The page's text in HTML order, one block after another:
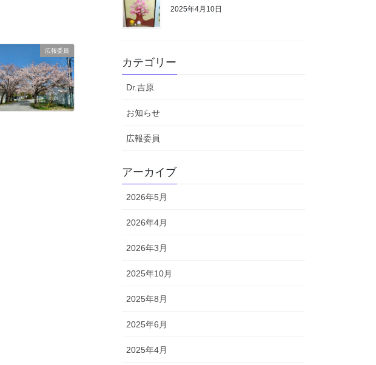
広報委員
2025年4月10日
カテゴリー
Dr.吉原
お知らせ
広報委員
アーカイブ
2026年5月
2026年4月
2026年3月
2025年10月
2025年8月
2025年6月
2025年4月